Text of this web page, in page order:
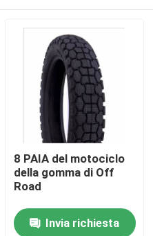
8 PAIA del motociclo
della gomma di Off
Road
Invia richiesta